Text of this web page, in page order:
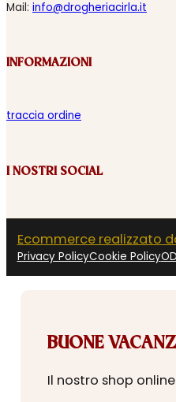
Mail: info@drogheriacirla.it
INFORMAZIONI
traccia ordine
I NOSTRI SOCIAL
Ecommerce realizzato
Privacy PolicyCookie Policy
BUONE
Il nostro shop online